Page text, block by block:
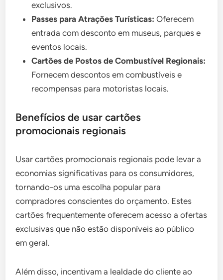
exclusivos.
Passes para Atrações Turísticas: Oferecem
entrada com desconto em museus, parques e
eventos locais.
Cartões de Postos de Combustível Regionais:
Fornecem descontos em combustíveis e
recompensas para motoristas locais.
Benefícios de usar cartões
promocionais regionais
Usar cartões promocionais regionais pode levar a
economias significativas para os consumidores,
tornando-os uma escolha popular para
compradores conscientes do orçamento. Estes
cartões frequentemente oferecem acesso a ofertas
exclusivas que não estão disponíveis ao público
em geral.
Além disso, incentivam a lealdade do cliente ao